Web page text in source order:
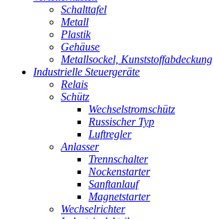
Schalttafel
Metall
Plastik
Gehäuse
Metallsockel, Kunststoffabdeckung
Industrielle Steuergeräte
Relais
Schütz
Wechselstromschütz
Russischer Typ
Luftregler
Anlasser
Trennschalter
Nockenstarter
Sanftanlauf
Magnetstarter
Wechselrichter